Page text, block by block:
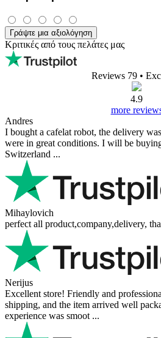
Γράψτε μια αξιολόγηση
Κριτικές από τους πελάτες μας
Reviews 79 •
4.9
more
Andres
I bought a cafelat robot, the delivery
were in great conditions. I will be
Switzerland ...
Mihaylovich
perfect all product,company,delivery,
Nerijus
Excellent store! Friendly and
shipping, and the item arrived well
experience was smoot ...